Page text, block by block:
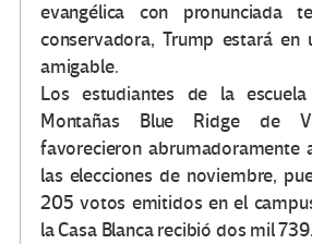
evangélica con pronunciada
conservadora, Trump estará
amigable.
Los estudiantes de la
Montañas Blue Ridge de
favorecieron abrumadoramente
las elecciones de noviembre,
205 votos emitidos en el
la Casa Blanca recibió dos mil 739.